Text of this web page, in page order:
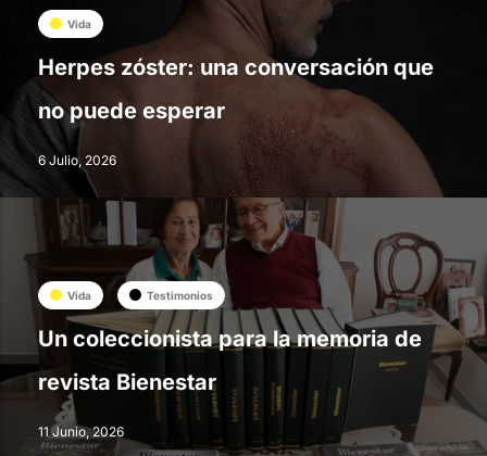
Vida
Herpes zóster: una conversación que
no puede esperar
6 Julio, 2026
Vida Testimonios
Un coleccionista para la memoria de
revista Bienestar
11 Junio, 2026